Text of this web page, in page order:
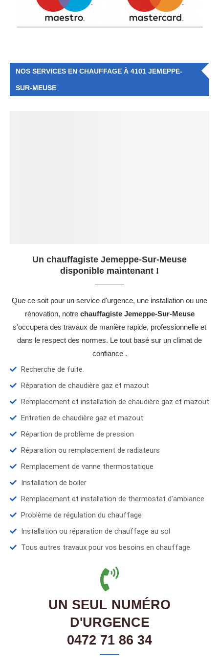
NOS SERVICES EN CHAUFFAGE À 4101 JEMEPPE-
SUR-MEUSE
Un chauffagiste Jemeppe-Sur-Meuse
disponible maintenant !
Que ce soit pour un service d'urgence, une installation ou une
rénovation, notre chauffagiste Jemeppe-Sur-Meuse
s'occupera des travaux de manière rapide, professionnelle et
dans le respect des normes. Le tout basé sur un climat de
confiance .
Recherche de fuite.
Réparation de chaudière gaz et mazout
Remplacement et installation de chaudière gaz et mazout
Entretien de chaudière gaz et mazout
Répartion de problème de pression
Réparation ou remplacement de radiateurs
Remplacement de vanne thermostatique
Installation de boiler
Remplacement et installation de thermostat d'ambiance
Problème de régulation du chauffage
Installation ou réparation de chauffage au sol
Tous autres travaux pour vos besoins en chauffage.
UN SEUL NUMÉRO
D'URGENCE
0472 71 86 34